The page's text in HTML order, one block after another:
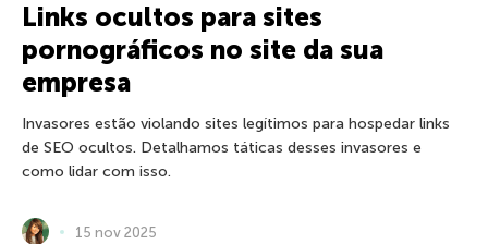
Links ocultos para sites
pornográficos no site da sua
empresa
Invasores estão violando sites legítimos para hospedar links
de SEO ocultos. Detalhamos táticas desses invasores e
como lidar com isso.
15 nov 2025